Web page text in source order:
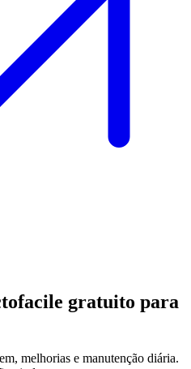
gratuito para
melhorias e manutenção diária.